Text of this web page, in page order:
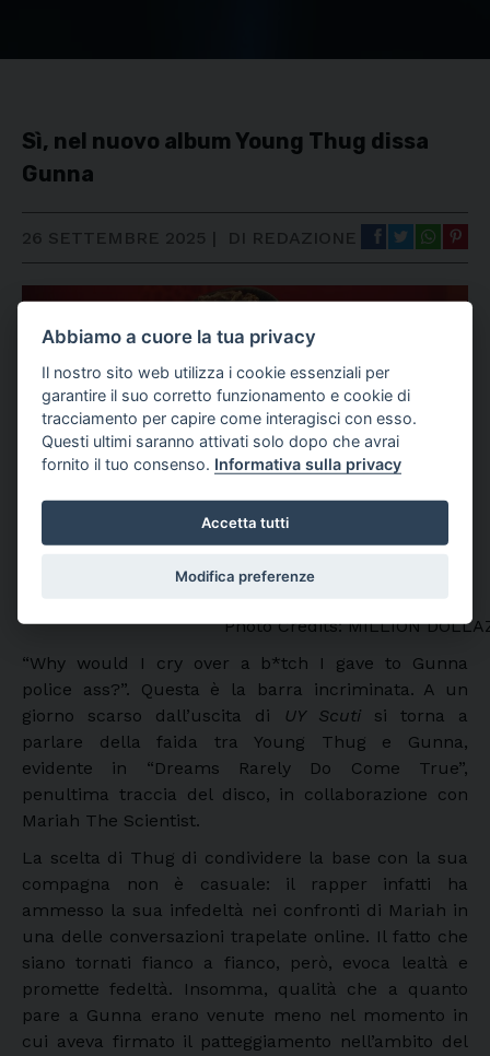
Sì, nel nuovo album Young Thug dissa
Gunna
26 SETTEMBRE 2025 | DI REDAZIONE
una traccia del disco
Photo Credits: MILLION
“Why would I cry over a b*tch I gave to Gunna
police ass?”. Questa è la barra incriminata. A un
giorno scarso dall’uscita di
UY Scutisi torna a
parlare della faida tra Young Thug e Gunna,
evidente in “Dreams Rarely Do Come True”,
penultima traccia del disco, in collaborazione con
Mariah The Scientist.
La scelta di Thug di condividere la base con la sua
compagna non è casuale: il rapper infatti ha
ammesso la sua infedeltà nei confronti di Mariah in
una delle conversazioni trapelate online. Il fatto che
siano tornati fianco a fianco, però, evoca lealtà e
promette fedeltà. Insomma, qualità che a quanto
pare a Gunna erano venute meno nel momento in
cui aveva firmato il patteggiamento nell’ambito del
Abbiamo a cuore la tua privacy
Il nostro sito web utilizza i cookie essenziali per
garantire il suo corretto funzionamento e cookie di
tracciamento per capire come interagisci con esso.
Questi ultimi saranno attivati solo dopo che avrai
fornito il tuo consenso. Informativa sulla privacy
Accetta tutti
Modifica preferenze